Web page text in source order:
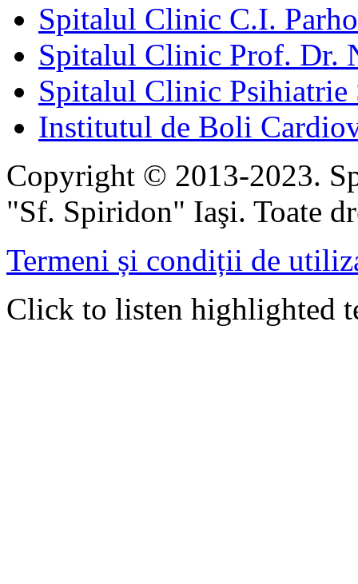
Spitalul Clinic C.I.
Spitalul Clinic Prof. Dr.
Spitalul Clinic Psihiatrie
Institutul de Boli
Copyright © 2013-2023.
"Sf. Spiridon" Iaşi. Toate
Termeni și condiții de
Click to listen highlighted